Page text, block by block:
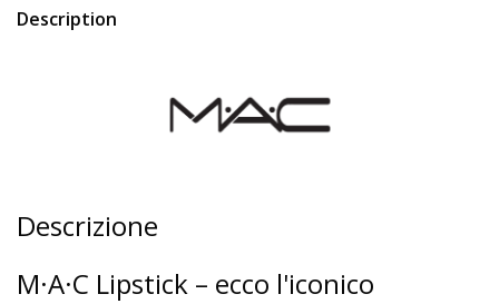
Description
Descrizione
M·A·C Lipstick – ecco l'iconico